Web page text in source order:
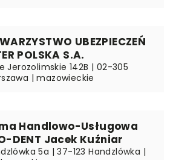
UBEZPIECZEŃ
POLSKA S.A.
Jerozolimskie 142B | 02-305
| mazowieckie
Handlowo-Usługowa
DENT Jacek Kuźniar
5a | 37-123 Handzlówka |